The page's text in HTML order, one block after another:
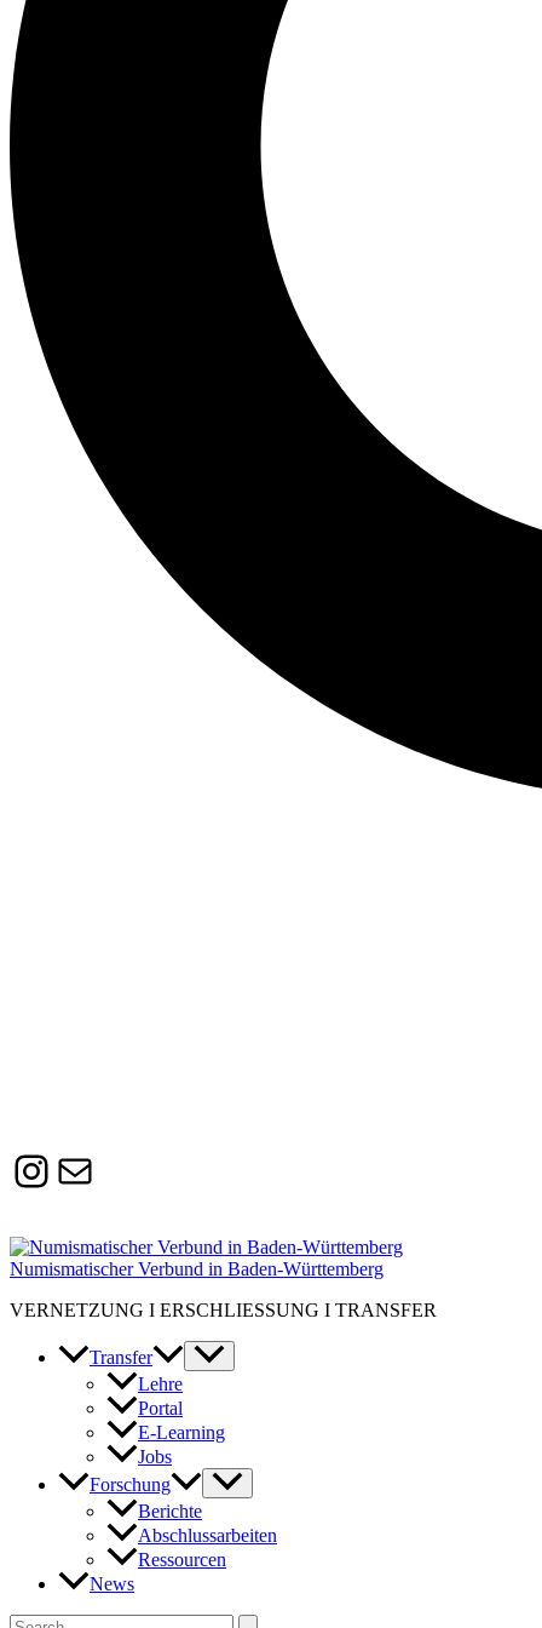
Instagram
Susanne.Boerner@zaw.uni-
heidelberg.de
Numismatischer Verbund in Baden-Württemberg
VERNETZUNG I ERSCHLIESSUNG I TRANSFER
Transfer
Lehre
Portal
E-Learning
Jobs
Forschung
Berichte
Abschlussarbeiten
Ressourcen
News